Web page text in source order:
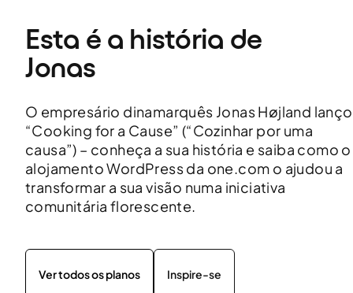
Esta é a história de
Jonas
O empresário dinamarquês Jonas Højland
“Cooking for a Cause” (“Cozinhar por uma
causa”) – conheça a sua história e saiba como o
alojamento WordPress da one.com o ajudou a
transformar a sua visão numa iniciativa
comunitária florescente.
Ver todos os planos Inspire-se